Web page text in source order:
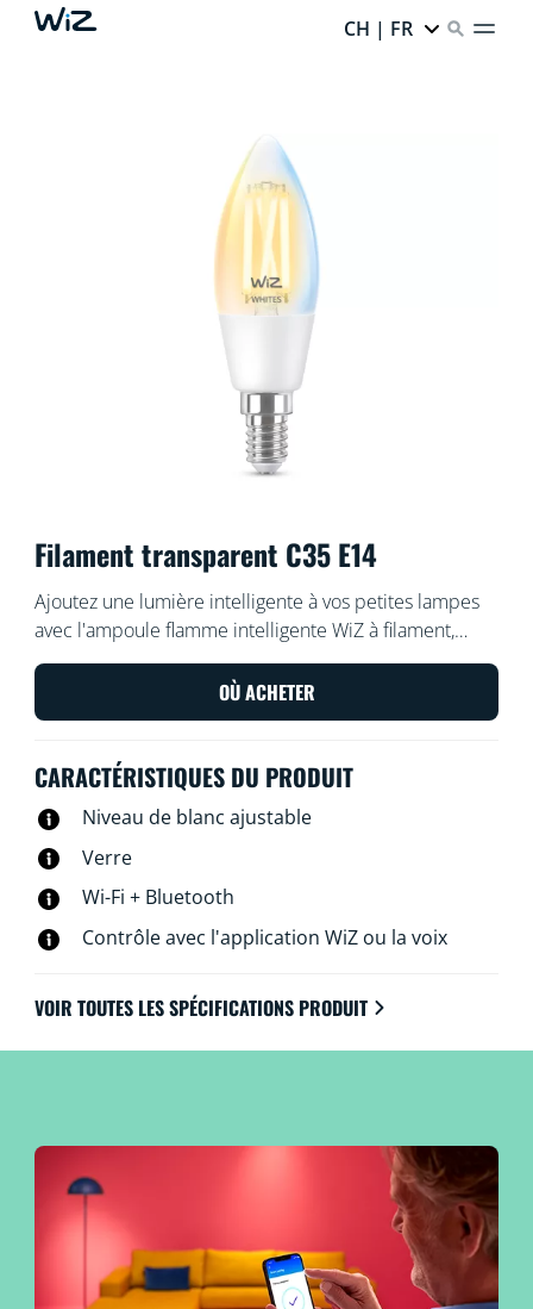
CH | FR
Filament transparent C35 E14
Ajoutez une lumière intelligente à vos petites lampes
avec l'ampoule flamme intelligente WiZ à filament,
blanche et réglable, de style vintage avec une base
E14. Utilisez l'application WiZ ou votre voix pour varier
l'intensité lumineuse ou appliquer des modes
OÙ ACHETER
CARACTÉRISTIQUES DU PRODUIT
Niveau de blanc ajustable
Verre
Wi-Fi + Bluetooth
Contrôle avec l'application WiZ ou la voix
VOIR TOUTES LES SPÉCIFICATIONS PRODUIT